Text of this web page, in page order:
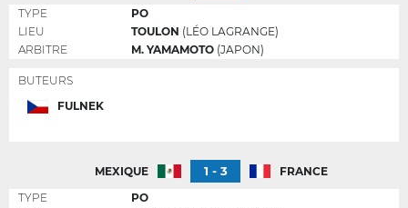
TYPE
PO
LIEU
TOULON (LÉO LAGRANGE)
ARBITRE
M. YAMAMOTO (JAPON)
BUTEURS
FULNEK
MEXIQUE 1 - 3
FRANCE
TYPE
PO